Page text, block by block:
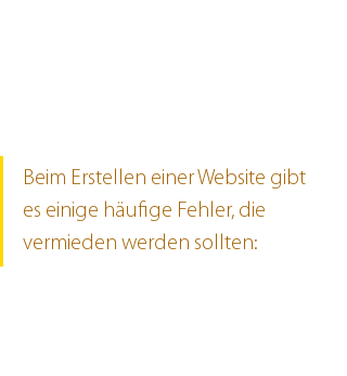
Beim Erstellen einer Website gibt
es einige häufige Fehler, die
vermieden werden sollten: